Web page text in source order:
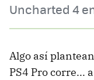
Uncharted 4
Algo así
PS4 Pro corre...